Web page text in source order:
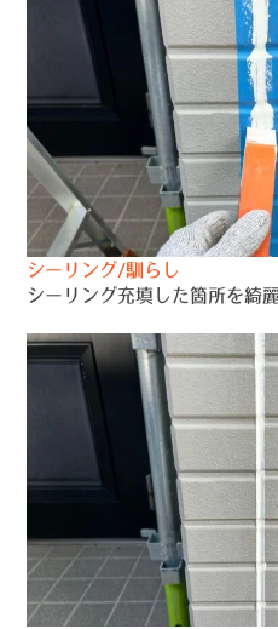
シーリング/馴らし
シーリング充填した箇所を綺